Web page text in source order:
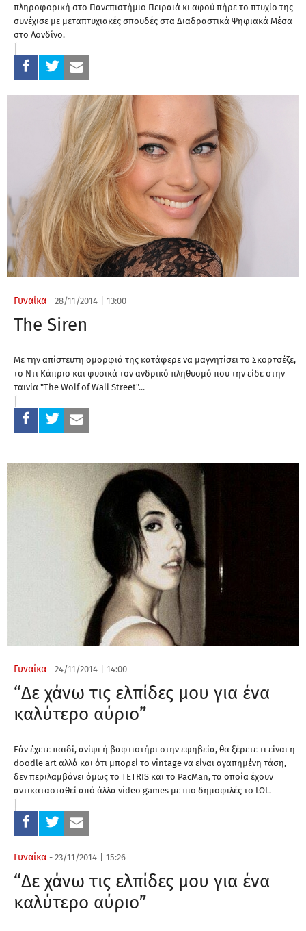
πληροφορική στο Πανεπιστήμιο Πειραιά κι αφού πήρε το πτυχίο της
συνέχισε με μεταπτυχιακές σπουδές στα Διαδραστικά Ψηφιακά Μέσα
στο Λονδίνο.
Γυναίκα - 28/11/2014 13:00
The Siren
Με την απίστευτη ομορφιά της κατάφερε να μαγνητίσει το Σκορτσέζε,
το Ντι Κάπριο και φυσικά τον ανδρικό πληθυσμό που την είδε στην
ταινία "The Wolf of Wall Street"...
Γυναίκα - 24/11/2014 14:00
“Δε χάνω τις ελπίδες μου για ένα
καλύτερο αύριο”
Εάν έχετε παιδί, ανίψι ή βαφτιστήρι στην εφηβεία, θα ξέρετε τι είναι η
doodle art αλλά και ότι μπορεί το vintage να είναι αγαπημένη τάση,
δεν περιλαμβάνει όμως το TETRIS και το PacMan, τα οποία έχουν
αντικατασταθεί από άλλα video games με πιο δημοφιλές το LOL.
Γυναίκα - 23/11/2014 15:26
“Δε χάνω τις ελπίδες μου για ένα
καλύτερο αύριο”